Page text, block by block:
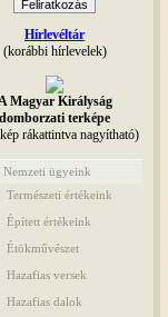
Hírlevéltár
(korábbi hírlevelek)
A Magyar Királyság
domborzati terképe
rákattintva nagyítható)
Nemzeti ügyeink
Természeti értékeink
Épített értékeink
Étökművészet
Hazafias versek
Hazafias dalok